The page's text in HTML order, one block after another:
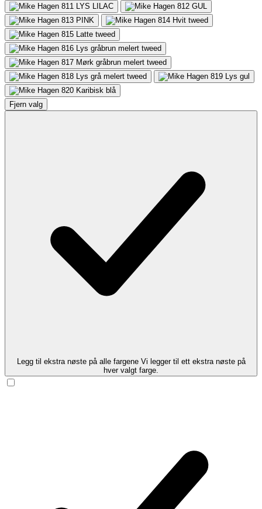
811 LYS LILAC 812 GUL
813 PINK 814 Hvit tweed
815 Latte tweed
816 Lys gråbrun melert tweed
817 Mørk gråbrun melert tweed
818 Lys grå melert tweed 819 Lys gul
820 Karibisk blå
Fjern valg
Legg til ekstra nøste på alle fargene Vi legger til ett ekstra nøste på
hver valgt farge.